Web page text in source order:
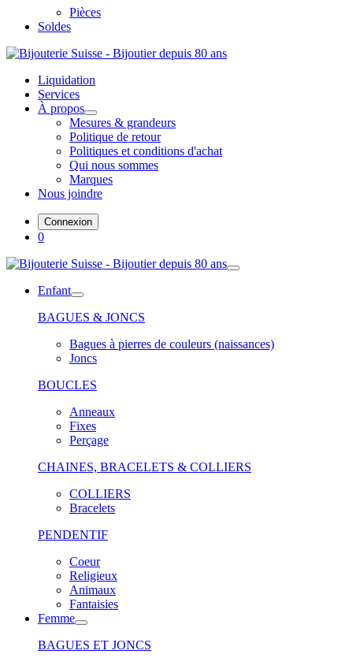
Pièces
Soldes
Liquidation
Services
À propos
Mesures & grandeurs
Politique de retour
Politiques et conditions d'achat
Qui nous sommes
Marques
Nous joindre
Connexion
0
Enfant
BAGUES & JONCS
Bagues à pierres de couleurs (naissances)
Joncs
BOUCLES
Anneaux
Fixes
Perçage
CHAINES, BRACELETS & COLLIERS
COLLIERS
Bracelets
PENDENTIF
Coeur
Religieux
Animaux
Fantaisies
Femme
BAGUES ET JONCS